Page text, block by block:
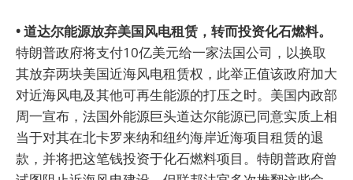
• 道达尔能源放弃美国风电租赁，转而投资化石燃料。
特朗普政府将支付10亿美元给一家法国公司，以换取
其放弃两块美国近海风电租赁权，此举正值该政府加大
对近海风电及其他可再生能源的打压之时。美国内政部
周一宣布，法国外能源巨头道达尔能源已同意实质上相
当于对其在北卡罗来纳和纽约海岸近海项目租赁的退
款，并将把这笔钱投资于化石燃料项目。特朗普政府曾